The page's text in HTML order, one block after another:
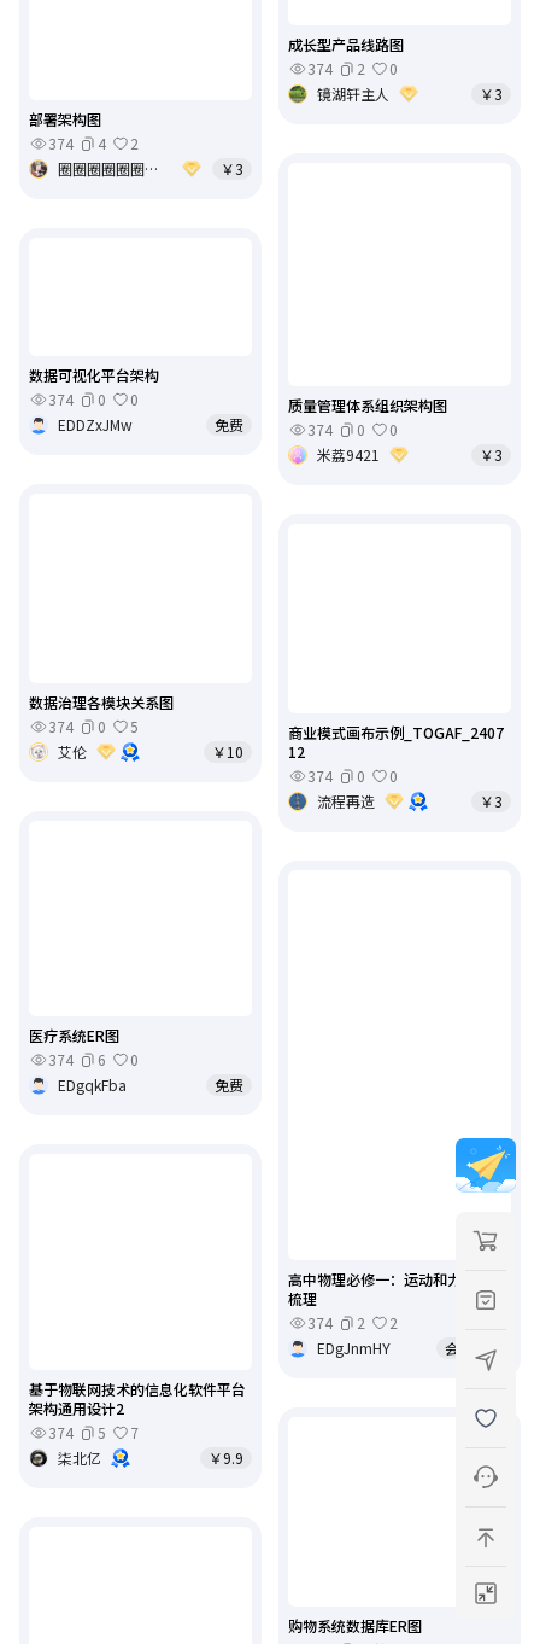
成长型产品线路图
374
2
0
镜湖轩主人
￥3
部署架构图
374
4
2
圈圈圈圈圈圈圈圈????
￥3
质量管理体系组织架构图
374
0
0
米荔9421
￥3
数据可视化平台架构
374
0
0
EDDZxJMw
免费
数据治理各模块关系图
374
0
5
艾伦
￥10
商业模式画布示例_TOGAF_2407
12
374
0
0
流程再造
￥3
医疗系统ER图
374
6
0
EDgqkFba
免费
高中物理必修一：运动和力知识点
梳理
374
2
2
EDgJnmHY
会员免费
基于物联网技术的信息化软件平台
架构通用设计2
374
5
7
柒北亿
￥9.9
购物系统数据库ER图